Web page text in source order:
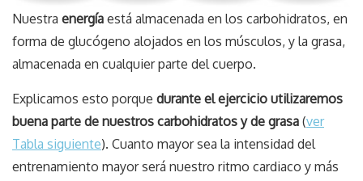
Nuestra energía está almacenada en los carbohidratos, en
forma de glucógeno alojados en los músculos, y la grasa,
almacenada en cualquier parte del cuerpo.
Explicamos esto porque durante el ejercicio utilizaremos
buena parte de nuestros carbohidratos y de grasa (ver
Tabla siguiente). Cuanto mayor sea la intensidad del
entrenamiento mayor será nuestro ritmo cardiaco y más